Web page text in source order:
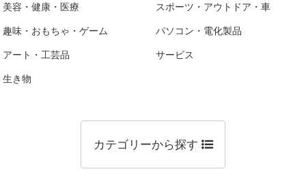
美容・健康・医療 スポーツ・アウトドア・車
趣味・おもちゃ・ゲーム パソコン・電化製品
アート・工芸品 サービス
生き物
カテゴリーから探す